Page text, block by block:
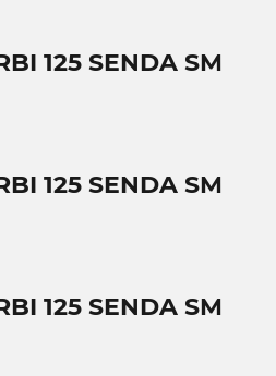
125 SENDA SM
125 SENDA SM
125 SENDA SM